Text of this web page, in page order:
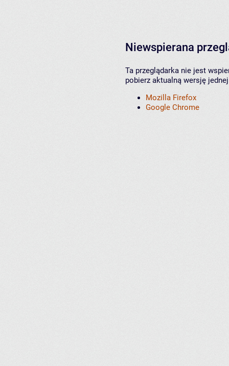
Niewspierana
Ta przeglądarka nie jest
pobierz aktualną wersję
Mozilla Firefox
Google Chrome